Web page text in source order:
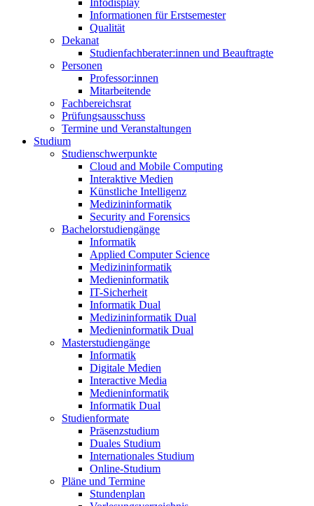
Infodisplay
Informationen für Erstsemester
Qualität
Dekanat
Studienfachberater:innen und Beauftragte
Personen
Professor:innen
Mitarbeitende
Fachbereichsrat
Prüfungsausschuss
Termine und Veranstaltungen
Studium
Studienschwerpunkte
Cloud and Mobile Computing
Interaktive Medien
Künstliche Intelligenz
Medizininformatik
Security and Forensics
Bachelorstudiengänge
Informatik
Applied Computer Science
Medizininformatik
Medieninformatik
IT-Sicherheit
Informatik Dual
Medizininformatik Dual
Medieninformatik Dual
Masterstudiengänge
Informatik
Digitale Medien
Interactive Media
Medieninformatik
Informatik Dual
Studienformate
Präsenzstudium
Duales Studium
Internationales Studium
Online-Studium
Pläne und Termine
Stundenplan